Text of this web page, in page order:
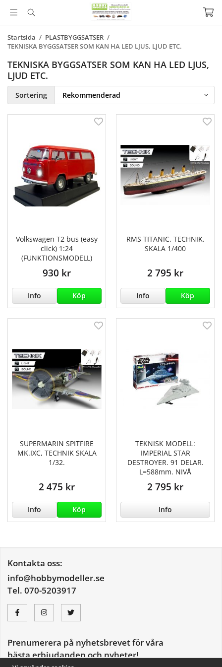
Startsida / PLASTBYGGSATSER /
TEKNISKA BYGGSATSER SOM KAN HA LED LJUS, LJUD ETC.
TEKNISKA BYGGSATSER SOM KAN HA LED LJUS,
LJUD ETC.
Sortering
Volkswagen T2 bus (easy
click) 1:24
(FUNKTIONSMODELL)
930 kr
Info Köp
RMS TITANIC. TECHNIK.
SKALA 1/400
2 795 kr
Info Köp
SUPERMARIN SPITFIRE
MK.IXC, TECHNIK SKALA
1/32.
2 475 kr
Info Köp
TEKNISK MODELL:
IMPERIAL STAR
DESTROYER. 91 DELAR.
L=588mm. NIVÅ
2 795 kr
Info
Kontakta oss:
info@hobbymodeller.se
Tel. 070-5203917
Prenumerera på nyhetsbrevet för våra
bästa erbjudanden och nyheter!